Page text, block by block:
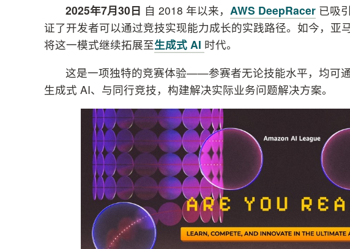
2025年7月30日 自 2018 年以来， AWS DeepRacer 已吸
证了开发者可以通过竞技实现能力成长的实践路径。如今，亚
将这一模式继续拓展至生成式 AI 时代。
这是一项独特的竞赛体验——参赛者无论技能水平，均可
生成式 AI、与同行竞技，构建解决实际业务问题解决方案。